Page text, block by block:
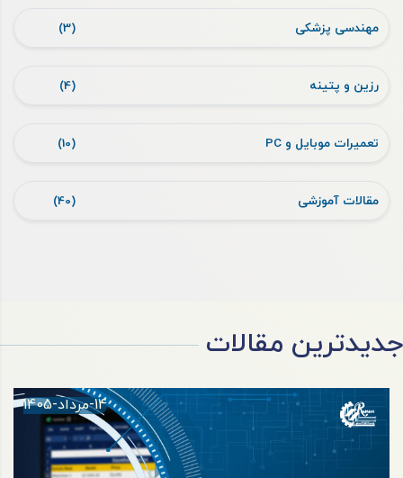
مهندسی پزشکی (3)
رزین و پتینه (4)
تعمیرات موبایل و PC (10)
مقالات آموزشی (40)
جدیدترین مقالات
14-مرداد-1405